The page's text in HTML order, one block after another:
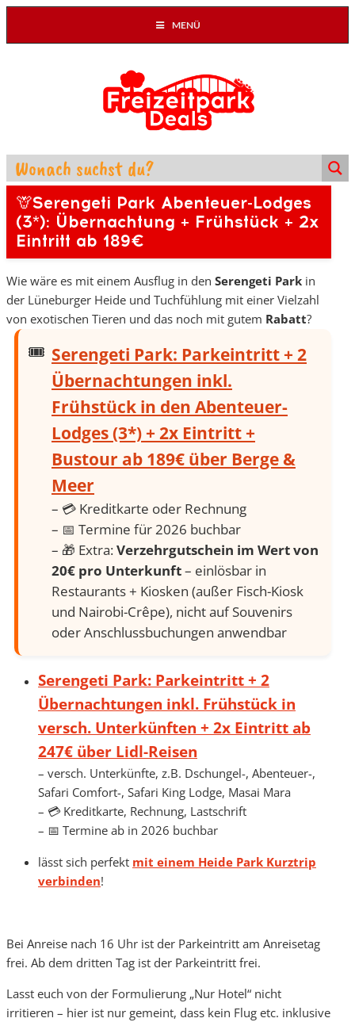
MENÜ
🦒Serengeti Park Abenteuer-Lodges
(3*): Übernachtung + Frühstück + 2x
Eintritt ab 189€
Wie wäre es mit einem Ausflug in den Serengeti Park in
der Lüneburger Heide und Tuchfühlung mit einer Vielzahl
von exotischen Tieren und das noch mit gutem Rabatt?
Serengeti Park: Parkeintritt + 2
Übernachtungen inkl.
Frühstück in den Abenteuer-
Lodges (3*) + 2x Eintritt +
Bustour ab 189€ über Berge &
Meer
– 💳 Kreditkarte oder Rechnung
– 📅 Termine für 2026 buchbar
– 🎁 Extra:Verzehrgutschein im Wert von
20€ pro Unterkunft– einlösbar in
Restaurants + Kiosken (außer Fisch-Kiosk
und Nairobi-Crêpe), nicht auf Souvenirs
oder Anschlussbuchungen anwendbar
Serengeti Park: Parkeintritt + 2
Übernachtungen inkl. Frühstück in
versch. Unterkünften + 2x Eintritt ab
247€ über Lidl-Reisen
– versch. Unterkünfte, z.B. Dschungel-, Abenteuer-,
Safari Comfort-, Safari King Lodge, Masai Mara
– 💳 Kreditkarte, Rechnung, Lastschrift
– 📅 Termine ab in 2026 buchbar
lässt sich perfekt mit einem Heide Park Kurztrip
verbinden!
Bei Anreise nach 16 Uhr ist der Parkeintritt am Anreisetag
frei. Ab dem dritten Tag ist der Parkeintritt frei.
Lasst euch von der Formulierung „Nur Hotel“ nicht
irritieren – hier ist nur gemeint, dass kein Flug etc. inklusive